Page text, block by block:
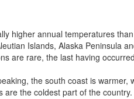
annual temperatures
Islands, Alaska Peninsula
are rare, the last having
the south coast is warmer,
the coldest part of the country.